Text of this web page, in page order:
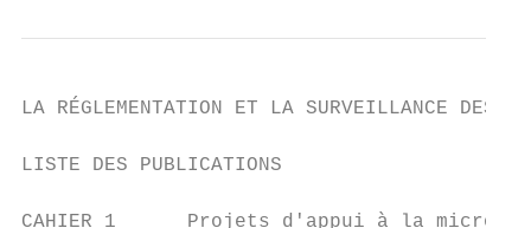
LA RÉGLEMENTATION ET LA SURVEILLANCE DES
LISTE DES PUBLICATIONS
CAHIER 1      Projets d'appui à la micro